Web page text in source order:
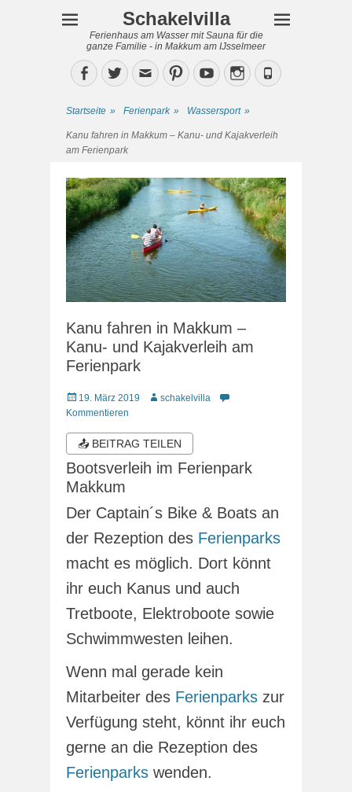
Schakelvilla
Ferienhaus am Wasser mit Sauna für die
ganze Familie - in Makkum am IJsselmeer
Facebook
TwitterEmailPinterestYouTubeInstagram
Phone
Startseite » Ferienpark » Wassersport »
Kanu fahren in Makkum – Kanu- und Kajakverleih
am Ferienpark
Kanu fahren in Makkum –
Kanu- und Kajakverleih am
Ferienpark
Veröffentlicht
am
19. März 2019 Autorschakelvilla
Kommentieren
📤 BEITRAG TEILEN
Bootsverleih im Ferienpark
Makkum
Der Captain´s Bike & Boats an
der Rezeption des Ferienparks
macht es möglich. Dort könnt
ihr euch Kanus und auch
Tretboote, Elektroboote sowie
Schwimmwesten leihen.
Wenn mal gerade kein
Mitarbeiter des Ferienparks zur
Verfügung steht, könnt ihr euch
gerne an die Rezeption des
Ferienparks wenden.